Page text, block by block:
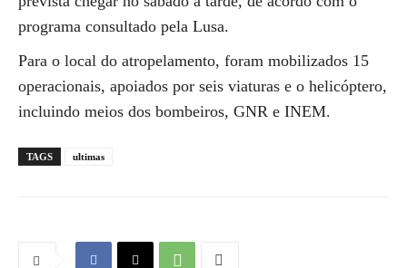
programa consultado pela Lusa.
Para o local do atropelamento, foram mobilizados 15
operacionais, apoiados por seis viaturas e o helicóptero,
incluindo meios dos bombeiros, GNR e INEM.
TAGS ultimas